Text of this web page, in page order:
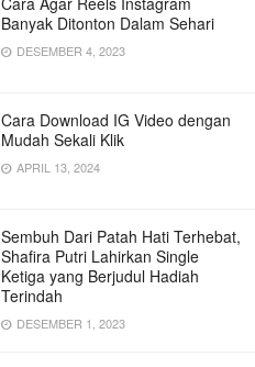
Banyak Ditonton Dalam Sehari
DESEMBER 4, 2023
Cara Download IG Video dengan
Mudah Sekali Klik
APRIL 13, 2024
Sembuh Dari Patah Hati Terhebat,
Shafira Putri Lahirkan Single
Ketiga yang Berjudul Hadiah
Terindah
DESEMBER 1, 2023